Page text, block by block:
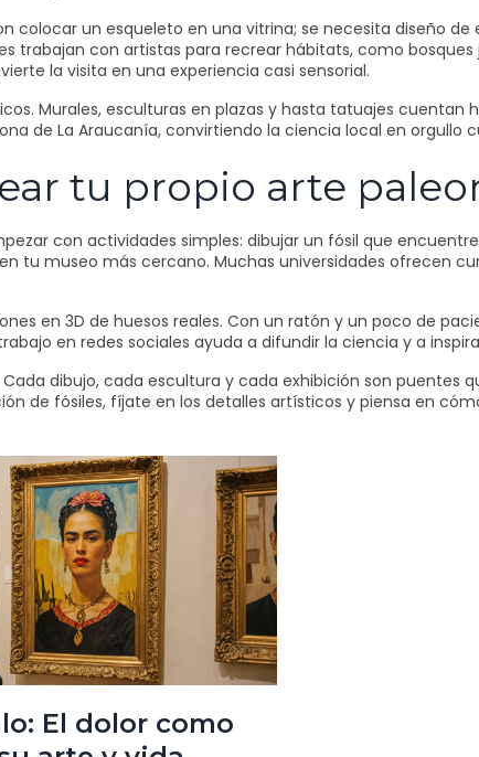
un esqueleto en una vitrina; se necesita diseño de
trabajan con artistas para recrear hábitats, como bosques
la visita en una experiencia casi sensorial.
Murales, esculturas en plazas y hasta tatuajes cuentan
de La Araucanía, convirtiendo la ciencia local en orgullo
tu propio arte
con actividades simples: dibujar un fósil que
tu museo más cercano. Muchas universidades ofrecen
en 3D de huesos reales. Con un ratón y un poco de
en redes sociales ayuda a difundir la ciencia y a
dibujo, cada escultura y cada exhibición son puentes
de fósiles, fíjate en los detalles artísticos y piensa en
El dolor como